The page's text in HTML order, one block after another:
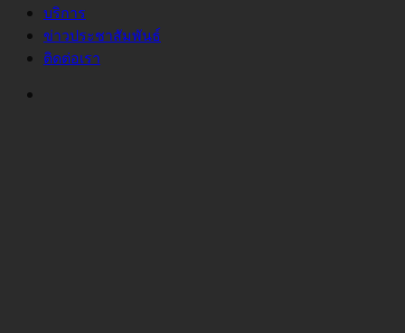
บริการ
ข่าวประชาสัมพันธ์
ติดต่อเรา